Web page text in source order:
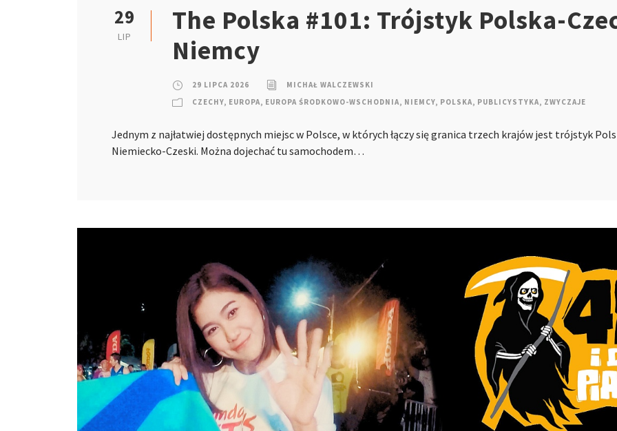
29
LIP
The Polska #101: Trójstyk Polska-
Niemcy
29 LIPCA 2026
MICHAŁ WALCZEWSKI
CZECHY, EUROPA, EUROPA ŚRODKOWO-WSCHODNIA, NIEMCY, POLSKA, PUBLICYSTYKA, ZWYCZAJE
Jednym z najłatwiej dostępnych miejsc w Polsce, w których łączy się granica trzech krajów jest trójstyk
Niemiecko-Czeski. Można dojechać tu samochodem…